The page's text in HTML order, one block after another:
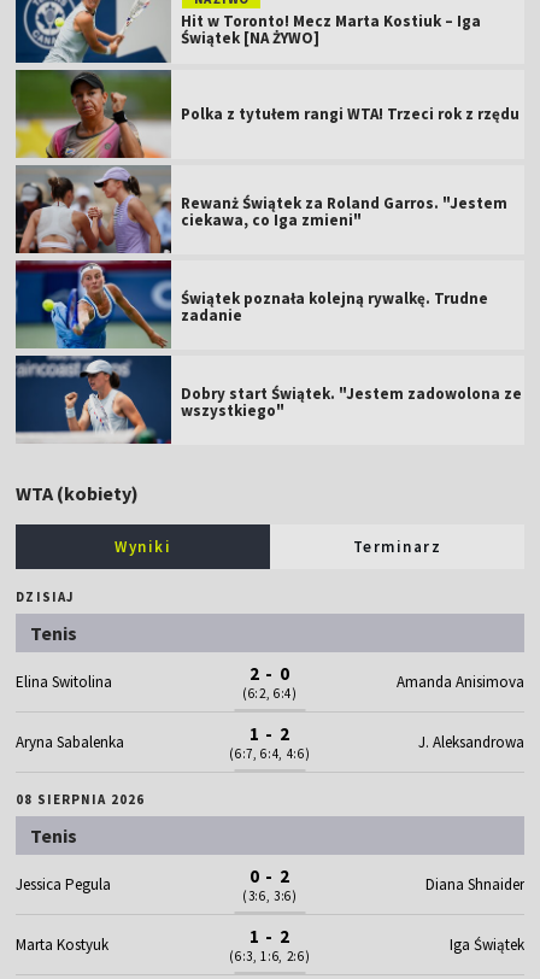
Hit w Toronto! Mecz Marta Kostiuk – Iga
Świątek [NA ŻYWO]
Polka z tytułem rangi WTA! Trzeci rok z rzędu
Rewanż Świątek za Roland Garros. "Jestem
ciekawa, co Iga zmieni"
Świątek poznała kolejną rywalkę. Trudne
zadanie
Dobry start Świątek. "Jestem zadowolona ze
wszystkiego"
WTA (kobiety)
Wyniki Terminarz
DZISIAJ
Tenis
Elina Switolina 2 - 0
(6:2, 6:4)
Amanda Anisimova
Aryna Sabalenka 1 - 2
(6:7, 6:4, 4:6)
J. Aleksandrowa
08 SIERPNIA 2026
Tenis
Jessica Pegula 0 - 2
(3:6, 3:6)
Diana Shnaider
Marta Kostyuk 1 - 2
(6:3, 1:6, 2:6)
Iga Świątek